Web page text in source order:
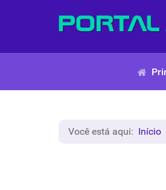
Você está aqui: Início